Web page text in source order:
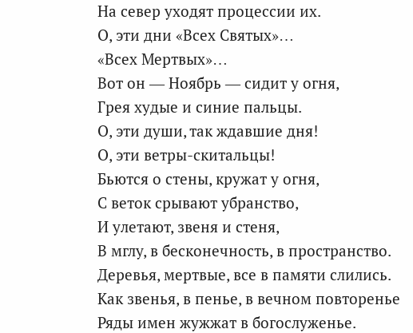
На север уходят процессии их.
О, эти дни «Всех Святых»…
«Всех Мертвых»…
Вот он — Ноябрь — сидит у огня,
Грея худые и синие пальцы.
О, эти души, так ждавшие дня!
О, эти ветры-скитальцы!
Бьются о стены, кружат у огня,
С веток срывают убранство,
И улетают, звеня и стеня,
В мглу, в бесконечность, в пространство.
Деревья, мертвые, все в памяти слились.
Как звенья, в пенье, в вечном повторенье
Ряды имен жужжат в богослуженье.